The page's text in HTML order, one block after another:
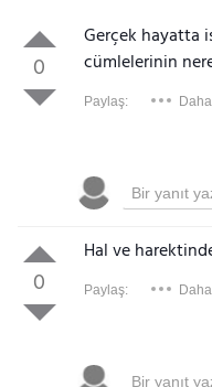
0
Gerçek hayatta
cümlelerinin
Paylaş:
0
Hal ve
Paylaş: